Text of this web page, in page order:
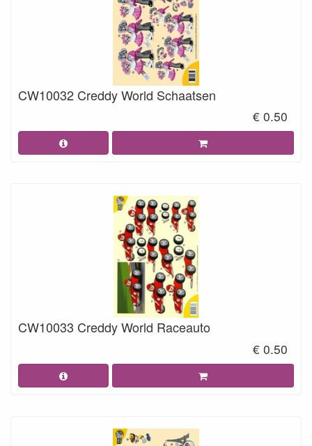
CW10032 Creddy World Schaatsen
€ 0.50
CW10033 Creddy World Raceauto
€ 0.50